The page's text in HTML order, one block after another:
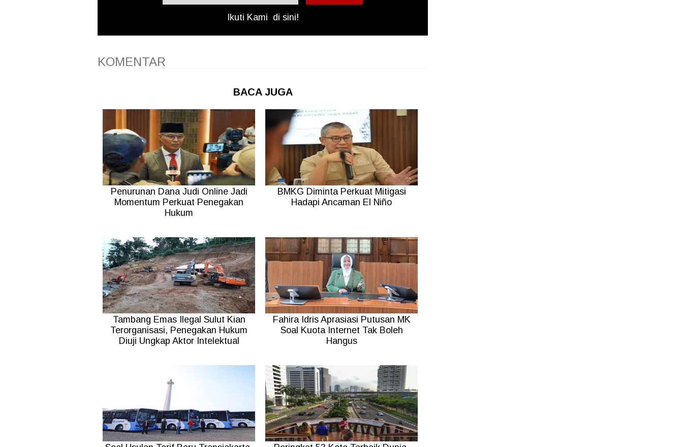
Ikuti Kami di sini!
KOMENTAR
BACA JUGA
Penurunan Dana Judi Online Jadi
Momentum Perkuat Penegakan
Hukum
BMKG Diminta Perkuat Mitigasi
Hadapi Ancaman El Niño
Tambang Emas Ilegal Sulut Kian
Terorganisasi, Penegakan Hukum
Diuji Ungkap Aktor Intelektual
Fahira Idris Aprasiasi Putusan MK
Soal Kuota Internet Tak Boleh
Hangus